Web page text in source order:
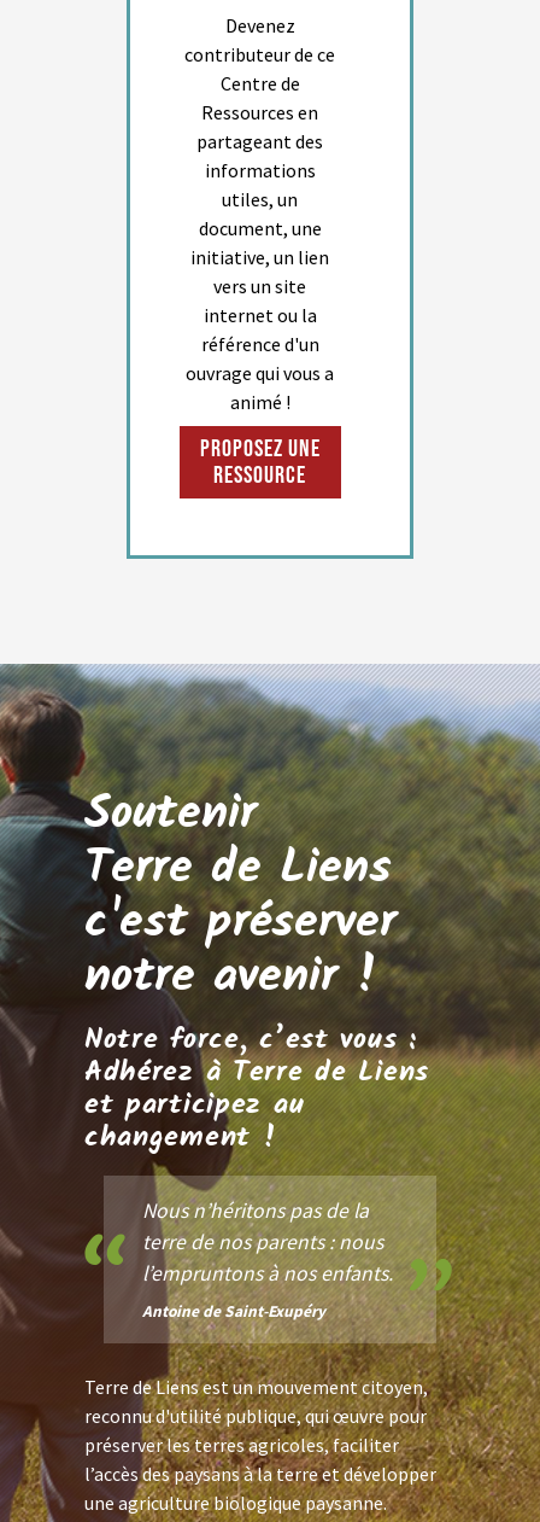
Devenez
contributeur de ce
Centre de
Ressources en
partageant des
informations
utiles, un
document, une
initiative, un lien
vers un site
internet ou la
référence d'un
ouvrage qui vous a
animé !
Proposez une
ressource
Soutenir
Terre de Liens
c'est préserver
notre avenir !
Notre force, c’est vous :
Adhérez à Terre de Liens
et participez au
changement !
Nous n’héritons pas de la
terre de nos parents : nous
l’empruntons à nos enfants.
Antoine de Saint-Exupéry
Terre de Liens est un mouvement citoyen,
reconnu d'utilité publique, qui œuvre pour
préserver les terres agricoles, faciliter
l’accès des paysans à la terre et développer
une agriculture biologique paysanne.